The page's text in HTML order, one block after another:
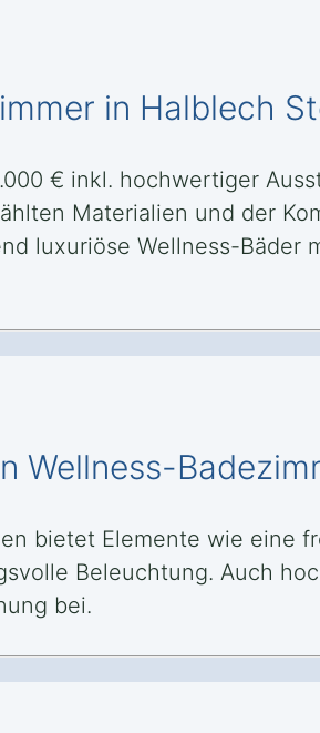
in Halblech
€ inkl. hochwertiger
Materialien und der
luxuriöse Wellness-Bäder
Wellness-
bietet Elemente wie eine
Beleuchtung. Auch
bei.